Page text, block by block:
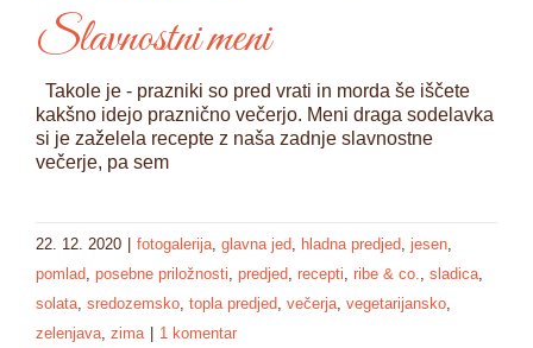
Slavnostni meni
Takole je - prazniki so pred vrati in morda še iščete
kakšno idejo praznično večerjo. Meni draga sodelavka
si je zaželela recepte z naša zadnje slavnostne
večerje, pa sem
22. 12. 2020 fotogalerija, glavna jed, hladna predjed, jesen,
pomlad, posebne priložnosti, predjed, recepti, ribe & co., sladica,
solata, sredozemsko, topla predjed, večerja, vegetarijansko,
zelenjava, zima
1 komentar